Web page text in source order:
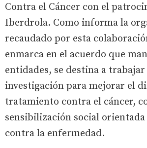
Contra el Cáncer con el
Iberdrola. Como informa la
recaudado por esta
enmarca en el acuerdo que
entidades, se destina a
investigación para mejorar el
tratamiento contra el cáncer,
sensibilización social orientada
contra la enfermedad.